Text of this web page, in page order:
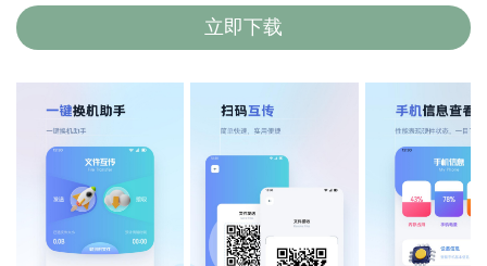
立即下载